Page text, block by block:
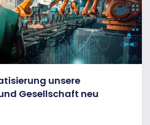
unsere
Gesellschaft neu